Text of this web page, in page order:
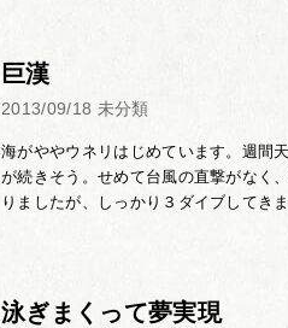
巨漢
2013/09/18 未分類
海がややウネリはじめています。週間
が続きそう。せめて台風の直撃がなく
りましたが、しっかり３ダイブしてき
泳ぎまくって夢実現